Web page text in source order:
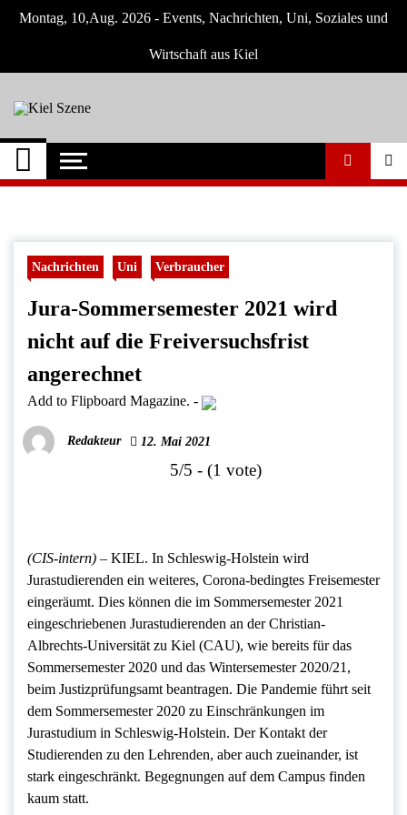
Skip
Montag, 10,Aug. 2026 - Events, Nachrichten, Uni, Soziales und
Wirtschaft aus Kiel
Kiel Szene
Neuigkeiten und Nachrichten aus Kiel und
Umgebung
Nachrichten Uni Verbraucher
Jura-Sommersemester 2021 wird
nicht auf die Freiversuchsfrist
angerechnet
Add to Flipboard Magazine. -
Redakteur 12. Mai 2021
5/5 - (1 vote)
(CIS-intern) – KIEL. In Schleswig-Holstein wird
Jurastudierenden ein weiteres, Corona-bedingtes Freisemester
eingeräumt. Dies können die im Sommersemester 2021
eingeschriebenen Jurastudierenden an der Christian-
Albrechts-Universität zu Kiel (CAU), wie bereits für das
Sommersemester 2020 und das Wintersemester 2020/21,
beim Justizprüfungsamt beantragen. Die Pandemie führt seit
dem Sommersemester 2020 zu Einschränkungen im
Jurastudium in Schleswig-Holstein. Der Kontakt der
Studierenden zu den Lehrenden, aber auch zueinander, ist
stark eingeschränkt. Begegnungen auf dem Campus finden
kaum statt.